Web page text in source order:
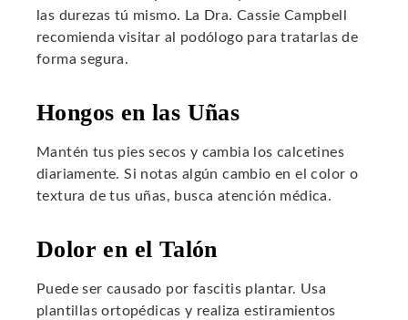
las durezas tú mismo. La Dra. Cassie Campbell
recomienda visitar al podólogo para tratarlas de
forma segura.
Hongos en las Uñas
Mantén tus pies secos y cambia los calcetines
diariamente. Si notas algún cambio en el color o
textura de tus uñas, busca atención médica.
Dolor en el Talón
Puede ser causado por fascitis plantar. Usa
plantillas ortopédicas y realiza estiramientos